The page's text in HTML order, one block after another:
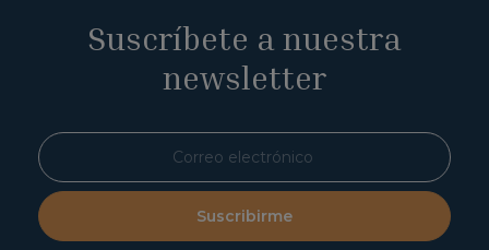
Suscríbete a nuestra
newsletter
Suscribirme